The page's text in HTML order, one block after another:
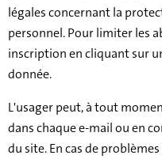
légales concernant la
personnel. Pour limiter les
inscription en cliquant sur
donnée.
L'usager peut, à tout
dans chaque e-mail ou en
du site. En cas de